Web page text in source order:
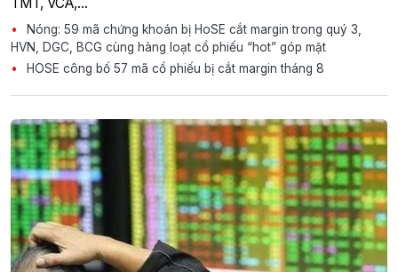
TMT, VCA,…
Nóng: 59 mã chứng khoán bị HoSE cắt margin trong quý 3,
HVN, DGC, BCG cùng hàng loạt cổ phiếu “hot” góp mặt
HOSE công bố 57 mã cổ phiếu bị cắt margin tháng 8